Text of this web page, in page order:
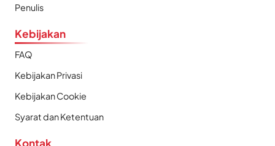
Penulis
Kebijakan
FAQ
Kebijakan Privasi
Kebijakan Cookie
Syarat dan Ketentuan
Kontak